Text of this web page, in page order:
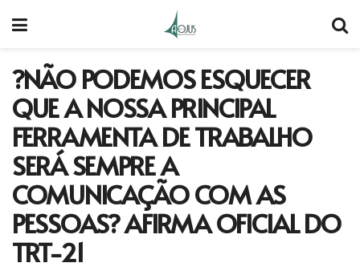
?NÃO PODEMOS ESQUECER
QUE A NOSSA PRINCIPAL
FERRAMENTA DE TRABALHO
SERÁ SEMPRE A
COMUNICAÇÃO COM AS
PESSOAS? AFIRMA OFICIAL DO
TRT-21